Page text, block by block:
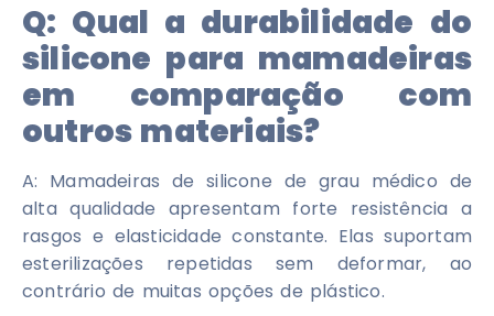
Q: Qual a durabilidade do
silicone para mamadeiras
em comparação com
outros materiais?
A: Mamadeiras de silicone de grau médico de
alta qualidade apresentam forte resistência a
rasgos e elasticidade constante. Elas suportam
esterilizações repetidas sem deformar, ao
contrário de muitas opções de plástico.